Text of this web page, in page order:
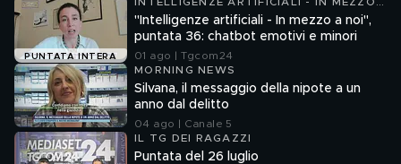
PUNTATA INTERA
A NOI
"Intelligenze artificiali - In mezzo a noi",
puntata 36: chatbot emotivi e minori
01 ago | Tgcom24
MORNING NEWS
Silvana, il messaggio della nipote a un
anno dal delitto
04 ago | Canale 5
IL TG DEI RAGAZZI
Puntata del 26 luglio